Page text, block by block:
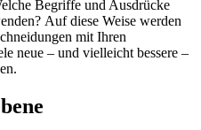
Begriffe und Ausdrücke
Auf diese Weise werden
mit Ihren
neue – und vielleicht bessere –